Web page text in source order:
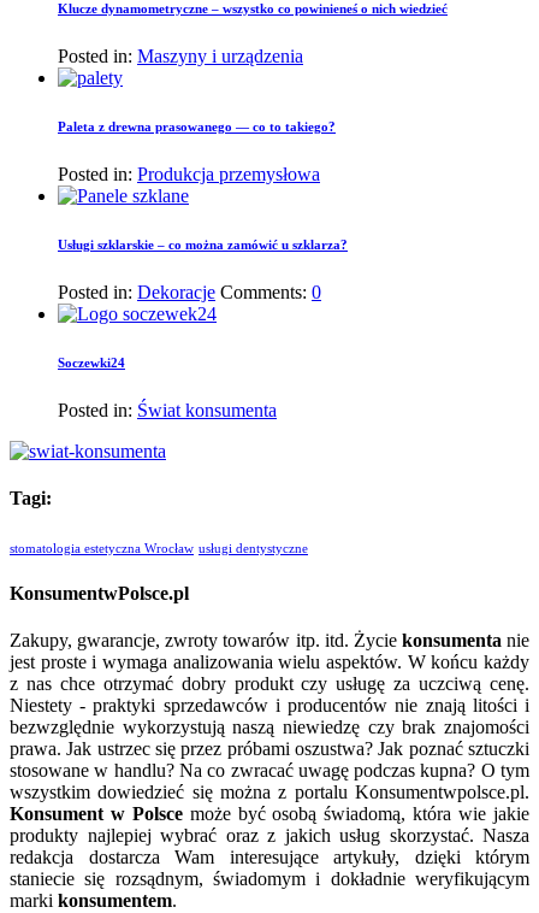
Klucze dynamometryczne – wszystko co powinieneś o nich wiedzieć
Posted in: Maszyny i urządzenia
Paleta z drewna prasowanego — co to takiego?
Posted in: Produkcja przemysłowa
Usługi szklarskie – co można zamówić u szklarza?
Posted in: Dekoracje Comments: 0
Soczewki24
Posted in: Świat konsumenta
Tagi:
stomatologia estetyczna Wrocław usługi dentystyczne
KonsumentwPolsce.pl
Zakupy, gwarancje, zwroty towarów itp. itd. Życie konsumenta nie
jest proste i wymaga analizowania wielu aspektów. W końcu każdy
z nas chce otrzymać dobry produkt czy usługę za uczciwą cenę.
Niestety - praktyki sprzedawców i producentów nie znają litości i
bezwzględnie wykorzystują naszą niewiedzę czy brak znajomości
prawa. Jak ustrzec się przez próbami oszustwa? Jak poznać sztuczki
stosowane w handlu? Na co zwracać uwagę podczas kupna? O tym
wszystkim dowiedzieć się można z portalu Konsumentwpolsce.pl.
Konsument w Polscemoże być osobą świadomą, która wie jakie
produkty najlepiej wybrać oraz z jakich usług skorzystać. Nasza
redakcja dostarcza Wam interesujące artykuły, dzięki którym
staniecie się rozsądnym, świadomym i dokładnie weryfikującym
marki konsumentem.